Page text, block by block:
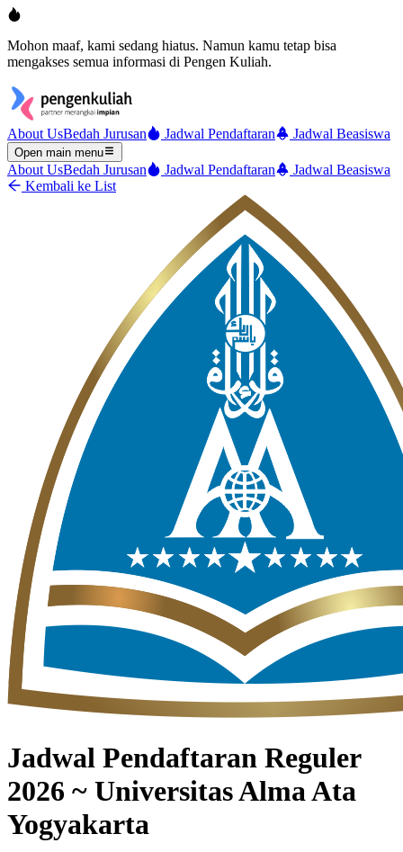
Mohon maaf, kami sedang hiatus. Namun kamu tetap bisa
mengakses semua informasi di Pengen Kuliah.
About UsBedah Jurusan Jadwal Pendaftaran Jadwal Beasiswa
Open main menu
About UsBedah Jurusan Jadwal Pendaftaran
Jadwal Beasiswa
Kembali ke List
Jadwal Pendaftaran Reguler
2026 ~ Universitas Alma Ata
Yogyakarta